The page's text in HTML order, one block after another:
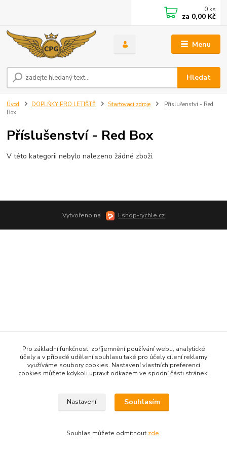
Menu
Hledat
0 ks
za 0,00 Kč
Úvod DOPLŇKY PRO LETIŠTĚ Startovací zdroje
Příslušenství - Red
Box
Příslušenství - Red Box
V této kategorii nebylo nalezeno žádné zboží.
Vytvořeno na Eshop-rychle.cz
Pro základní funkčnost, zpříjemnění používání webu, analytické
účely a v případě udělení souhlasu také pro účely cílení reklamy
využíváme soubory cookies. Nastavení vlastních preferencí
cookies můžete kdykoli upravit odkazem ve spodní části stránek.
Nastavení Souhlasím
Souhlas můžete odmítnout zde.